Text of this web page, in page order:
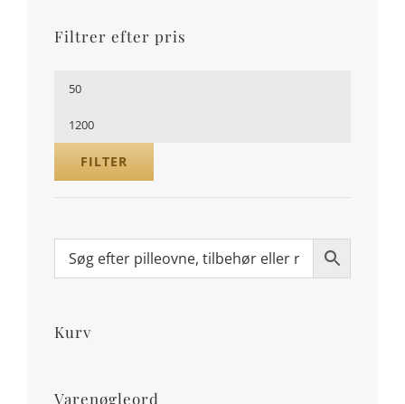
Filtrer efter pris
Mindste
Højeste
pris
FILTER
Kurv
Varenøgleord